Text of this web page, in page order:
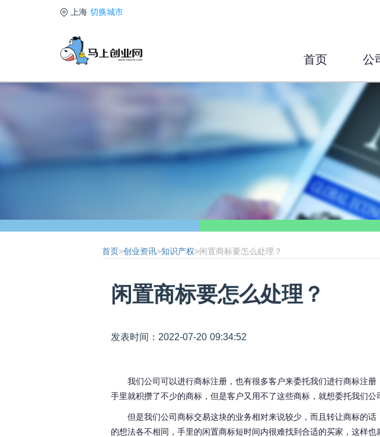
上海 切换城市
首页 公
首页>创业资讯>知识产权>闲置商标要怎么处理？
闲置商标要怎么处理？
发表时间：2022-07-20 09:34:52
我们公司可以进行商标注册，也有很多客户来委托我们进行商标注
手里就积攒了不少的商标，但是客户又用不了这些商标，就想委托我们公
但是我们公司商标交易这块的业务相对来说较少，而且转让商标的
的想法各不相同，手里的闲置商标短时间内很难找到合适的买家，这样